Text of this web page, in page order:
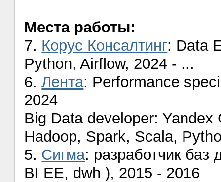
Места работы:
7. Корус Консалтинг: Data
Python, Airflow, 2024 - ...
6.Лента: Performance
2024
Big Data developer:
Hadoop, Spark, Scala,
5. Сигма: разработчик
BI EE, dwh ), 2015 - 2016